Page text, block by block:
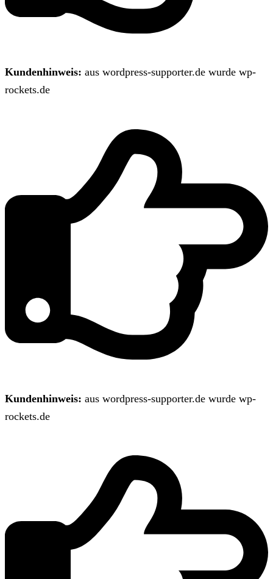
Kundenhinweis: aus wordpress-supporter.de wurde wp-
rockets.de
Kundenhinweis: aus wordpress-supporter.de wurde wp-
rockets.de